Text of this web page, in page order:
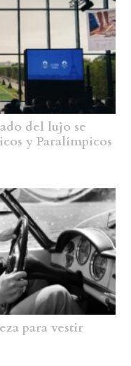
del lujo se
y Paralímpicos
para vestir